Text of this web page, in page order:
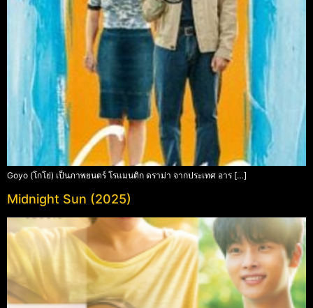
Goyo (โกโย่) เป็นภาพยนตร์ โรแมนติก ดราม่า จากประเทศ อาร […]
Midnight Sun (2025)